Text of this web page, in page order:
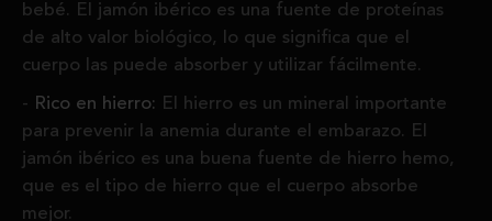
bebé. El jamón ibérico es una fuente de proteínas
de alto valor biológico, lo que significa que el
cuerpo las puede absorber y utilizar fácilmente.
Rico en hierro:
El hierro es un mineral importante
para prevenir la anemia durante el embarazo. El
jamón ibérico es una buena fuente de hierro hemo,
que es el tipo de hierro que el cuerpo absorbe
mejor.